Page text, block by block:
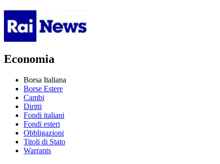
Economia
Borsa Italiana
Borse Estere
Cambi
Diritti
Fondi italiani
Fondi esteri
Obbligazioni
Titoli di Stato
Warrants